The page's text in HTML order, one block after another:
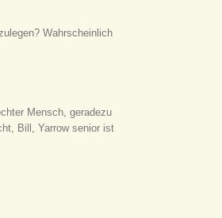
Wahrscheinlich
Mensch, geradezu
Bill, Yarrow senior ist